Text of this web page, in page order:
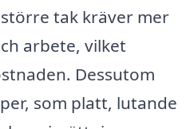
tak kräver mer
arbete, vilket
Dessutom
som platt, lutande